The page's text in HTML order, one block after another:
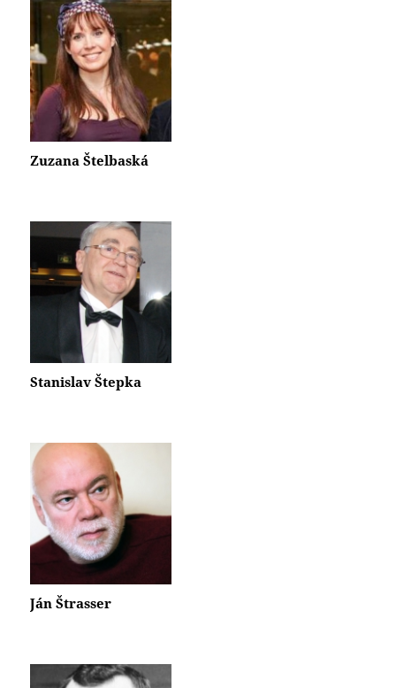
Zuzana Štelbaská
Stanislav Štepka
Ján Štrasser